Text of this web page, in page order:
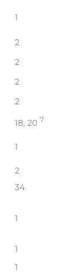
1
2
2
2
2
18; 20 7
1
2
34
1
1
1